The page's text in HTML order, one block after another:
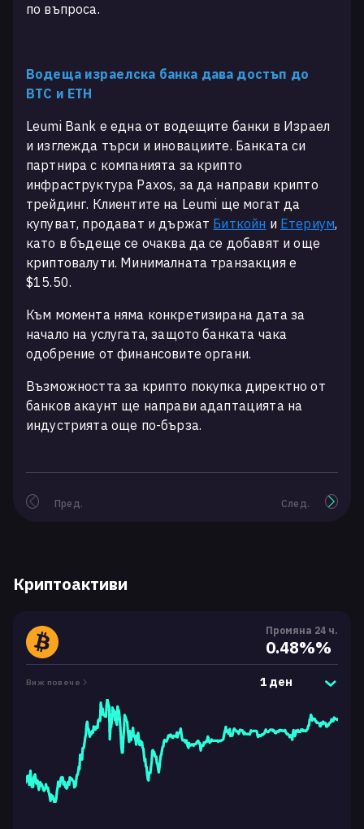
по въпроса.
Водеща израелска банка дава достъп до
BTC и ETH
Leumi Bank е една от водещите банки в Израел
и изглежда търси и иновациите. Банката си
партнира с компанията за крипто
инфраструктура Paxos, за да направи крипто
трейдинг. Клиентите на Leumi ще могат да
купуват, продават и държат Биткойн и Етериум,
като в бъдеще се очаква да се добавят и още
криптовалути. Минималната транзакция е
$15.50.
Към момента няма конкретизирана дата за
начало на услугата, защото банката чака
одобрение от финансовите органи.
Възможността за крипто покупка директно от
банков акаунт ще направи адаптацията на
индустрията още по-бърза.
Пред. След.
Криптоактиви
Промяна 24 ч.
0.48%%
Виж повече 1 ден